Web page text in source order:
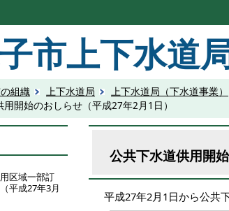
市上下水道
組織 上下水道局 上下水道局（下水道事業）
開始のおしらせ（平成27年2月1日）
区域一部訂
平成27年3月
公共下水道供用開
平成27年2月1日から公共